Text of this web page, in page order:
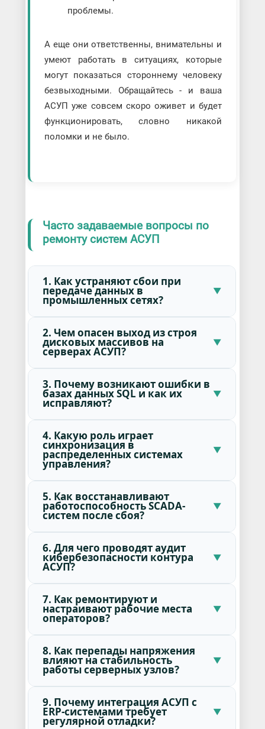
проблемы.
А еще они ответственны, внимательны и
умеют работать в ситуациях, которые
могут показаться стороннему человеку
безвыходными. Обращайтесь - и ваша
АСУП уже совсем скоро оживет и будет
функционировать, словно никакой
поломки и не было.
Часто задаваемые вопросы по
ремонту систем АСУП
1. Как устраняют сбои при
передаче данных в
промышленных сетях?
2. Чем опасен выход из строя
дисковых массивов на
серверах АСУП?
3. Почему возникают ошибки в
базах данных SQL и как их
исправляют?
4. Какую роль играет
синхронизация в
распределенных системах
управления?
5. Как восстанавливают
работоспособность SCADA-
систем после сбоя?
6. Для чего проводят аудит
кибербезопасности контура
АСУП?
7. Как ремонтируют и
настраивают рабочие места
операторов?
8. Как перепады напряжения
влияют на стабильность
работы серверных узлов?
9. Почему интеграция АСУП с
ERP-системами требует
регулярной отладки?